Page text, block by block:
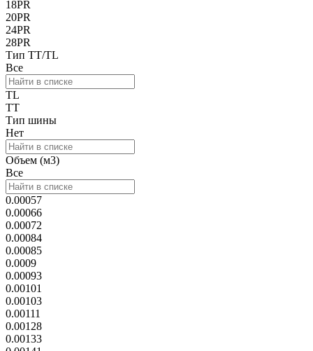
18PR
20PR
24PR
28PR
Тип TT/TL
Все
TL
TT
Тип шины
Нет
Объем (м3)
Все
0.00057
0.00066
0.00072
0.00084
0.00085
0.0009
0.00093
0.00101
0.00103
0.00111
0.00128
0.00133